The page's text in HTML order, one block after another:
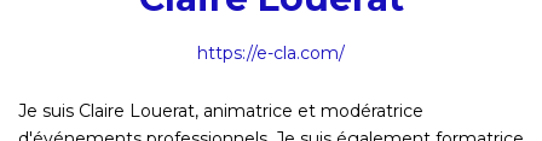
https://e-cla.com/
Je suis Claire Louerat, animatrice et modératrice